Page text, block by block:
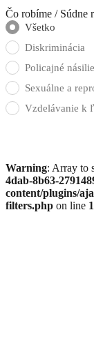
Čo robíme /Súdne
Všetko
Diskriminácia
Policajné násilie
Sexuálne a
Vzdelávanie k
Warning: Array to
4dab-8b63-
content/plugins/
filters.php on line